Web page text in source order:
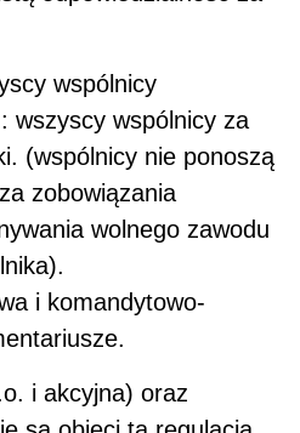
wspólnicy
wszyscy wspólnicy za
(wspólnicy nie ponoszą
zobowiązania
wolnego zawodu
i komandytowo-
i akcyjna) oraz